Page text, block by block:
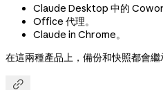
Claude Desktop 中的
Office 代理。
Claude in Chrome。
在這兩種產品上，備份和快照都會繼
